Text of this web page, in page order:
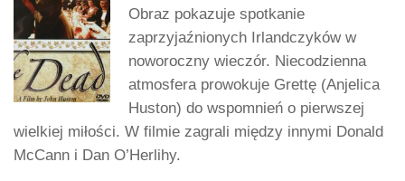
Obraz pokazuje spotkanie
zaprzyjaźnionych Irlandczyków w
noworoczny wieczór. Niecodzienna
atmosfera prowokuje Grettę (Anjelica
Huston) do wspomnień o pierwszej
wielkiej miłości. W filmie zagrali między innymi Donald
McCann i Dan O’Herlihy.